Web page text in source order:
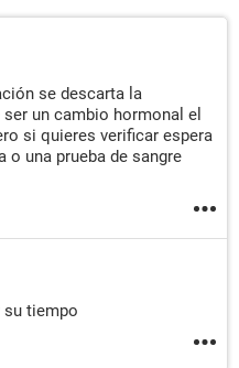
se descarta la
un cambio hormonal el
si quieres verificar espera
o una prueba de sangre
su tiempo